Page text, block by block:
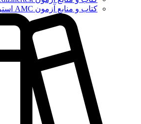
کتاب و منابع آزمون AMC استرالیا